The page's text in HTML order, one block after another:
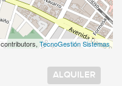
contributors, TecnoGestión Sistemas
ALQUILER